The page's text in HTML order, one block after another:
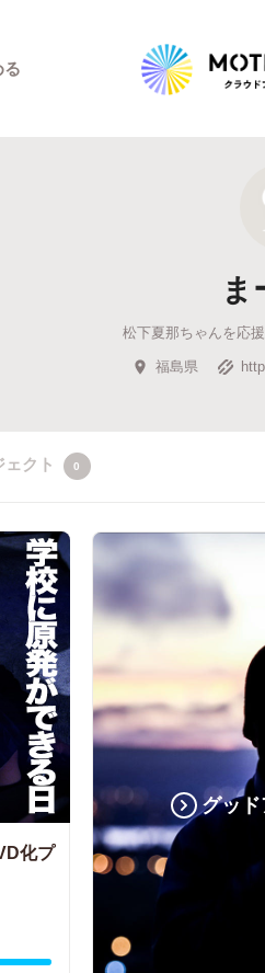
新着
タグから探す キュレ
最新達成プロジェクト
ま
松下夏那ちゃんを応
福島県
クト 0
化プ
グッ